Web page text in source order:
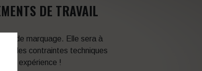
DE TRAVAIL
de marquage. Elle sera à
des contraintes techniques
son expérience !